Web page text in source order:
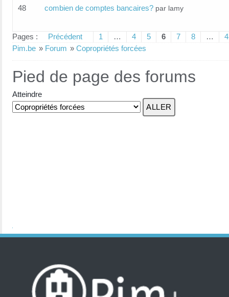
48 combien de comptes bancaires? par lamy
Pages : Précédent 1 … 4 5 6 7 8 …
Pim.be » Forum » Copropriétés forcées
Pied de page des forums
Atteindre